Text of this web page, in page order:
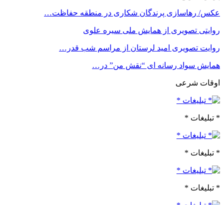
عکس/ رهاسازی پرندگان شکاری در منطقه حفاظت…
روایتی تصویری از همایش ملی سیره علوی
روایت تصویری امید لرستان از مراسم شب قدر…
همایش سواد رسانه ای “نقش من” در…
اوقات شرعی
* تبلیغات *
* تبلیغات *
* تبلیغات *